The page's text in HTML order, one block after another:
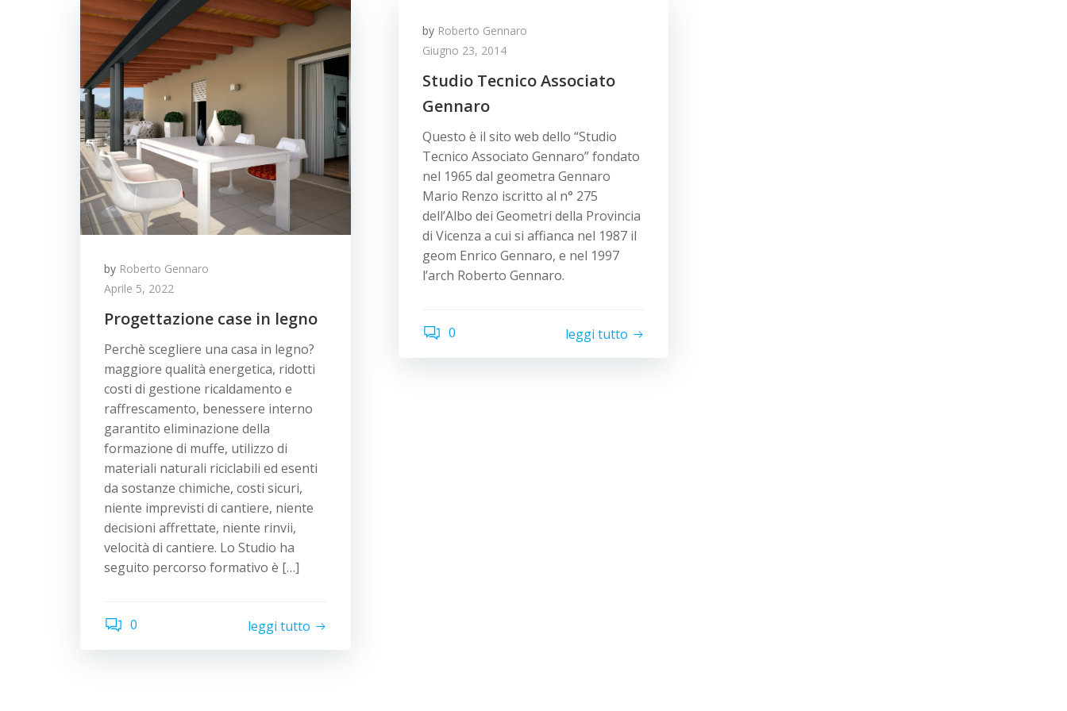
by Roberto Gennaro
Aprile 5, 2022
Progettazione case in legno
Perchè scegliere una casa in legno?
maggiore qualità energetica, ridotti
costi di gestione ricaldamento e
raffrescamento, benessere interno
garantito eliminazione della
formazione di muffe, utilizzo di
materiali naturali riciclabili ed esenti
da sostanze chimiche, costi sicuri,
niente imprevisti di cantiere, niente
decisioni affrettate, niente rinvii,
velocità di cantiere. Lo Studio ha
seguito percorso formativo è […]
0 leggi tutto
by Roberto Gennaro
Giugno 23, 2014
Studio Tecnico Associato
Gennaro
Questo è il sito web dello “Studio
Tecnico Associato Gennaro” fondato
nel 1965 dal geometra Gennaro
Mario Renzo iscritto al n° 275
dell’Albo dei Geometri della Provincia
di Vicenza a cui si affianca nel 1987 il
geom Enrico Gennaro, e nel 1997
l’arch Roberto Gennaro.
0 leggi tutto